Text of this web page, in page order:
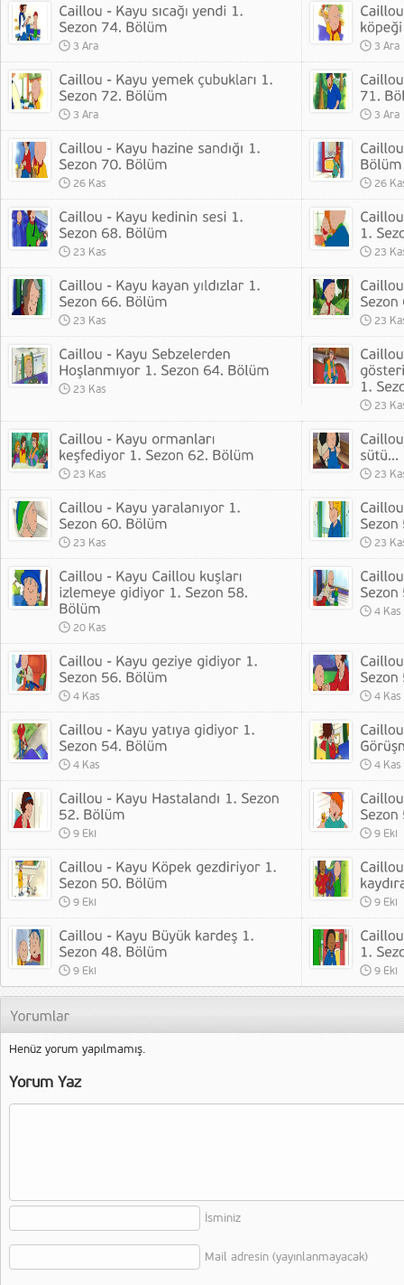
3 Ara 3 Ara
3 Ara 3 Ara
26 Kas 26
23 Kas 23
23 Kas 23
23 Kas
23
23 Kas 23
23 Kas 23
20 Kas
4 Kas
4 Kas 4 Kas
4 Kas 4 Kas
9 Eki 9 Eki
9 Eki 9 Eki
9 Eki 9 Eki
Henüz yorum yapılmamış.
Yorum Yaz
İsminiz
Mail adresin (yayınlanmayacak)